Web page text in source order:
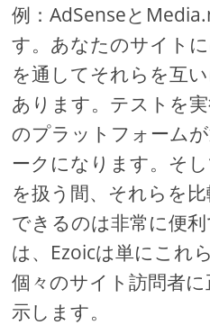
例：AdSenseと
す。あなたのサイト
を通してそれらを互
あります。テストを
のプラットフォーム
ークになります。そ
を扱う間、それらを
できるのは非常に便
は、Ezoicは単にこれ
個々のサイト訪問者
示します。